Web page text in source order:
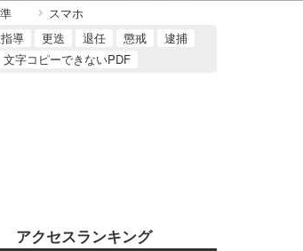
スマホ
導 更迭 退任 懲戒
逮捕
文字コピーできないPDF
アクセスランキング